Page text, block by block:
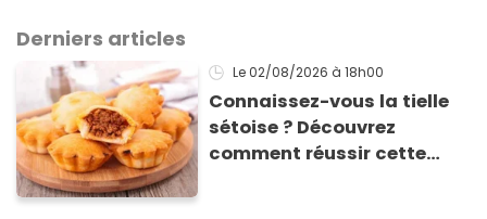
Derniers articles
Le 02/08/2026 à 18h00
Connaissez-vous la tielle
sétoise ? Découvrez
comment réussir cette